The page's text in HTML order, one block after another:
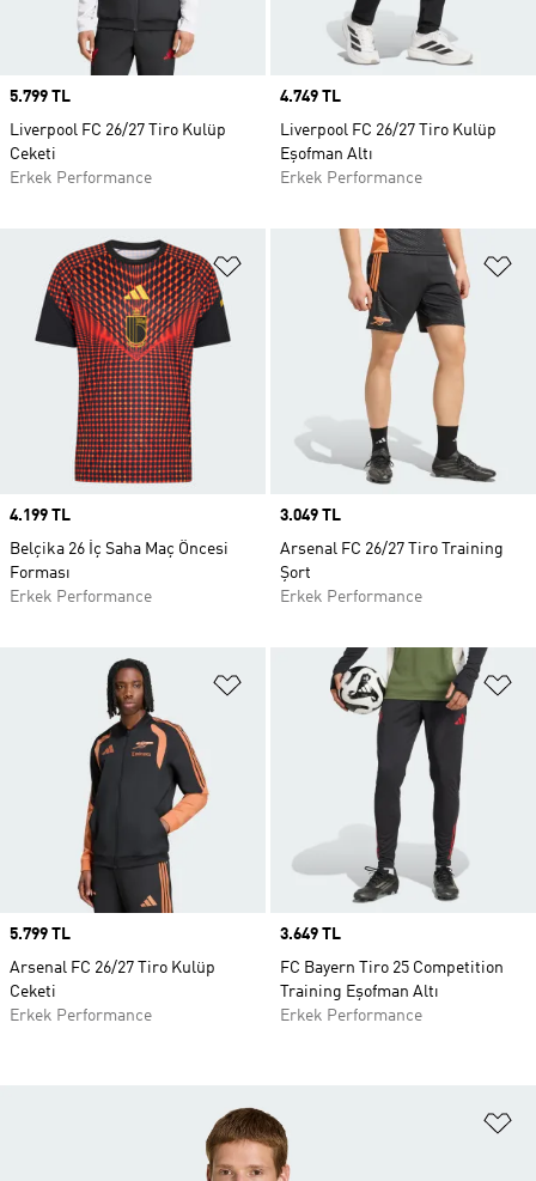
Price
5.799 TL
Liverpool FC 26/27 Tiro Kulüp
Ceketi
Erkek Performance
Price
4.749 TL
Liverpool FC 26/27 Tiro Kulüp
Eşofman Altı
Erkek Performance
Favori Listesine Ekle
Price
4.199 TL
Belçika 26 İç Saha Maç Öncesi
Forması
Erkek Performance
Price
3.049 TL
Arsenal FC 26/27 Tiro Training
Şort
Erkek Performance
Favori Listesine Ekle
Price
5.799 TL
Arsenal FC 26/27 Tiro Kulüp
Ceketi
Erkek Performance
Price
3.649 TL
FC Bayern Tiro 25 Competition
Training Eşofman Altı
Erkek Performance